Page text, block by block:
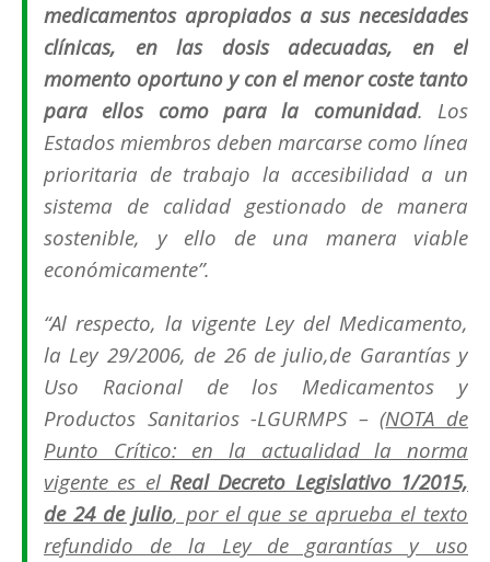
medicamentos apropiados a sus necesidades
clínicas, en las dosis adecuadas, en el
momento oportuno y con el menor coste tanto
para ellos como para la comunidad. Los
Estados miembros deben marcarse como línea
prioritaria de trabajo la accesibilidad a un
sistema de calidad gestionado de manera
sostenible, y ello de una manera viable
económicamente”.
“Al respecto, la vigente Ley del Medicamento,
la Ley 29/2006, de 26 de julio,de Garantías y
Uso Racional de los Medicamentos y
Productos Sanitarios -LGURMPS – (NOTA de
Punto Crítico: en la actualidad la norma
vigente es el Real Decreto Legislativo 1/2015,
de 24 de julio, por el que se aprueba el texto
refundido de la Ley de garantías y uso